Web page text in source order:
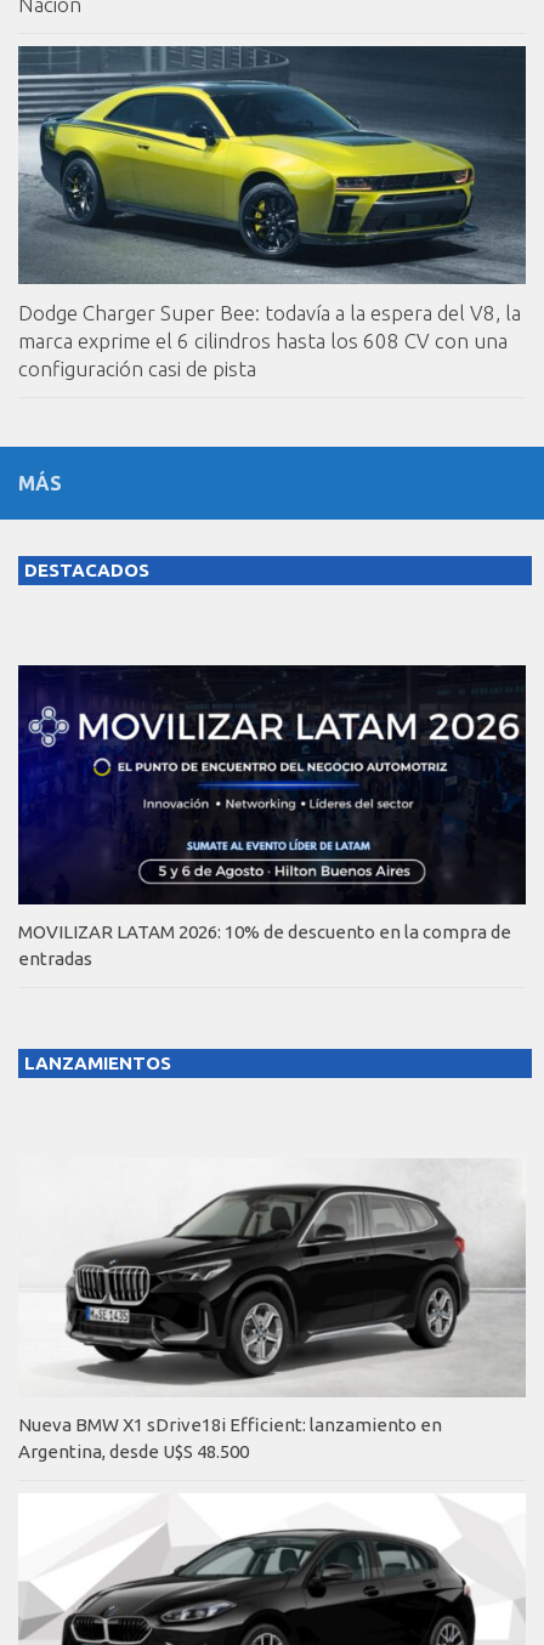
Dodge Charger Super Bee: todavía a la espera del V8, la
marca exprime el 6 cilindros hasta los 608 CV con una
configuración casi de pista
MÁS
DESTACADOS
MOVILIZAR LATAM 2026: 10% de descuento en la compra de
entradas
LANZAMIENTOS
Nueva BMW X1 sDrive18i Efficient: lanzamiento en
Argentina, desde U$S 48.500